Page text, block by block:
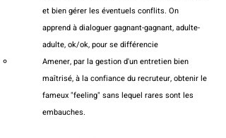
et bien gérer les éventuels conflits. On
apprend à dialoguer gagnant-gagnant, adulte-
adulte, ok/ok, pour se différencie
Amener, par la gestion d'un entretien bien
maîtrisé, à la confiance du recruteur, obtenir le
fameux "feeling" sans lequel rares sont les
embauches.